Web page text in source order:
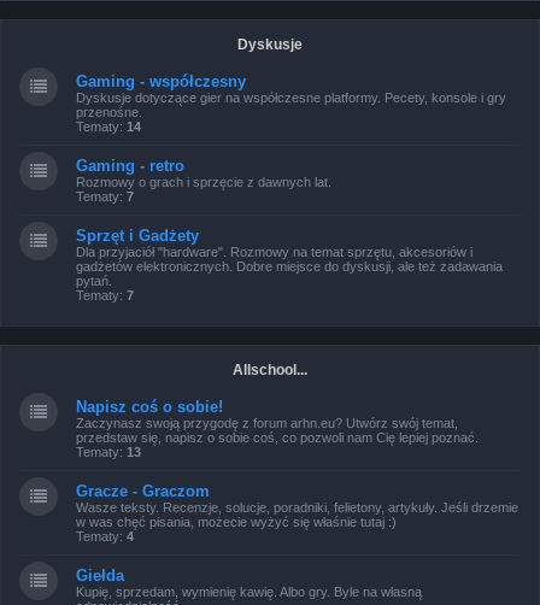
Dyskusje
Gaming - współczesny
Dyskusje dotyczące gier na współczesne platformy. Pecety, konsole i gry
przenośne.
Tematy: 14
Gaming - retro
Rozmowy o grach i sprzęcie z dawnych lat.
Tematy: 7
Sprzęt i Gadżety
Dla przyjaciół "hardware". Rozmowy na temat sprzętu, akcesoriów i
gadżetów elektronicznych. Dobre miejsce do dyskusji, ale też zadawania
pytań.
Tematy: 7
Allschool...
Napisz coś o sobie!
Zaczynasz swoją przygodę z forum arhn.eu? Utwórz swój temat,
przedstaw się, napisz o sobie coś, co pozwoli nam Cię lepiej poznać.
Tematy: 13
Gracze - Graczom
Wasze teksty. Recenzje, solucje, poradniki, felietony, artykuły. Jeśli drzemie
w was chęć pisania, możecie wyżyć się właśnie tutaj :)
Tematy: 4
Giełda
Kupię, sprzedam, wymienię kawię. Albo gry. Byle na własną